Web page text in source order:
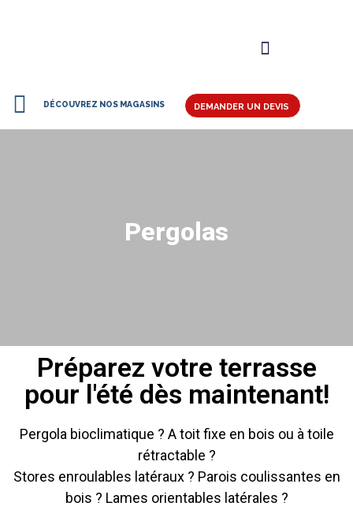
DÉCOUVREZ NOS MAGASINS DEMANDER UN DEVIS
Pergolas
Préparez votre terrasse
pour l'été dès maintenant!
Pergola bioclimatique ? A toit fixe en bois ou à toile
rétractable ?
Stores enroulables latéraux ? Parois coulissantes en
bois ? Lames orientables latérales ?